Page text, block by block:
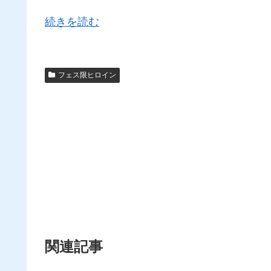
続きを読む
フェス限ヒロイン
関連記事